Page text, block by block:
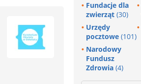
Fundacje dla
zwierząt (30)
Urzędy
pocztowe (101)
Narodowy
Fundusz
Zdrowia (4)